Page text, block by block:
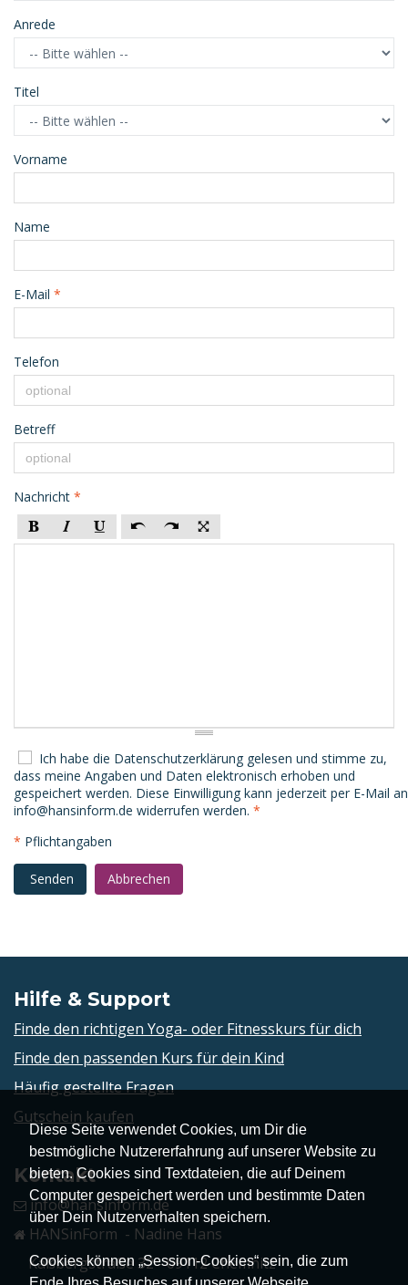
Diese Seite verwendet Cookies, um Dir die
bestmögliche Nutzererfahrung auf unserer Website zu
bieten. Cookies sind Textdateien, die auf Deinem
Computer gespeichert werden und bestimmte Daten
über Dein Nutzerverhalten speichern.
Cookies können „Session-Cookies“ sein, die zum
Anrede
Titel
Vorname
Name
E-Mail *
Telefon
Betreff
Nachricht *
Ich habe die Datenschutzerklärung gelesen und stimme zu,
dass meine Angaben und Daten elektronisch erhoben und
gespeichert werden. Diese Einwilligung kann jederzeit per E-Mail an
info@hansinform.de widerrufen werden. *
* Pflichtangaben
Senden Abbrechen
Hilfe & Support
Finde den richtigen Yoga- oder Fitnesskurs für dich
Finde den passenden Kurs für dein Kind
Häufig gestellte Fragen
Gutschein kaufen
Kontakt
info@hansinform.de
HANSinForm - Nadine Hans
Kaßbergstraße 32 - 09112 Chemnitz